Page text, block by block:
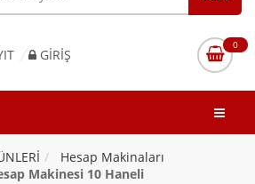
GIRIŞ
0
Hesap Makinaları
Makinesi 10 Haneli